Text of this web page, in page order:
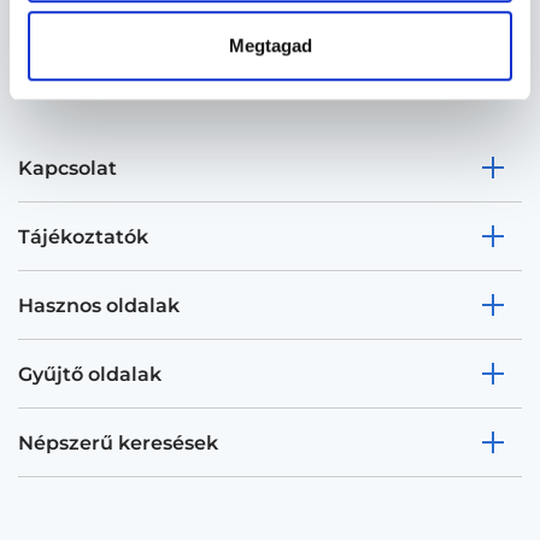
Megtagad
Kapcsolat
Tájékoztatók
Hasznos oldalak
Gyűjtő oldalak
Népszerű keresések